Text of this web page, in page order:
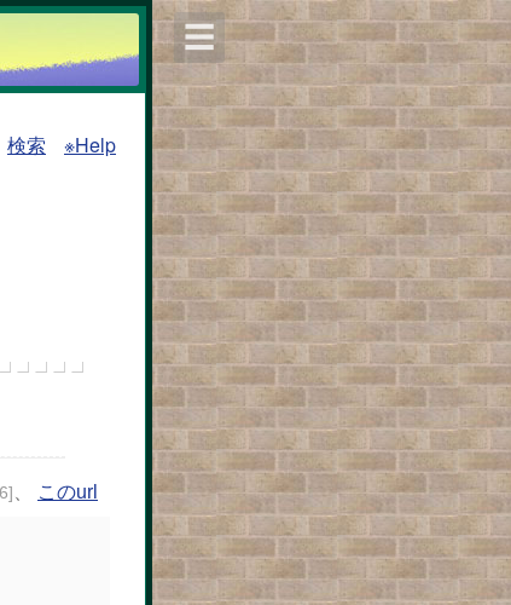
検索 ※Help
このurl
☰